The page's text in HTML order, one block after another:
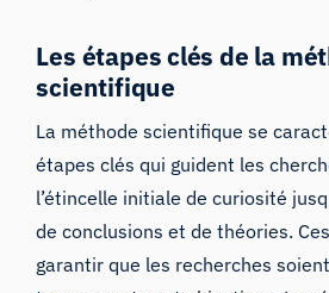
Les étapes clés de la
scientifique
La méthode scientifique se
étapes clés qui guident les
l’étincelle initiale de curiosité
de conclusions et de théories.
garantir que les recherches